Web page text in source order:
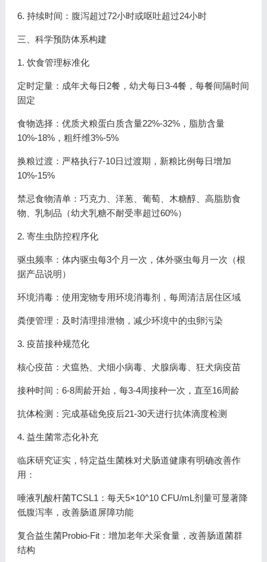
6. 持续时间：腹泻超过72小时或呕吐超过24小时
三、科学预防体系构建
1. 饮食管理标准化
定时定量：成年犬每日2餐，幼犬每日3-4餐，每餐间隔时间
固定
食物选择：优质犬粮蛋白质含量22%-32%，脂肪含量
10%-18%，粗纤维3%-5%
换粮过渡：严格执行7-10日过渡期，新粮比例每日增加
10%-15%
禁忌食物清单：巧克力、洋葱、葡萄、木糖醇、高脂肪食
物、乳制品（幼犬乳糖不耐受率超过60%）
2. 寄生虫防控程序化
驱虫频率：体内驱虫每3个月一次，体外驱虫每月一次（根
据产品说明）
环境消毒：使用宠物专用环境消毒剂，每周清洁居住区域
粪便管理：及时清理排泄物，减少环境中的虫卵污染
3. 疫苗接种规范化
核心疫苗：犬瘟热、犬细小病毒、犬腺病毒、狂犬病疫苗
接种时间：6-8周龄开始，每3-4周接种一次，直至16周龄
抗体检测：完成基础免疫后21-30天进行抗体滴度检测
4. 益生菌常态化补充
临床研究证实，特定益生菌株对犬肠道健康有明确改善作
用：
唾液乳酸杆菌TCSL1：每天5×10^10 CFU/mL剂量可显著降
低腹泻率，改善肠道屏障功能
复合益生菌Probio-Fit：增加老年犬采食量，改善肠道菌群
结构